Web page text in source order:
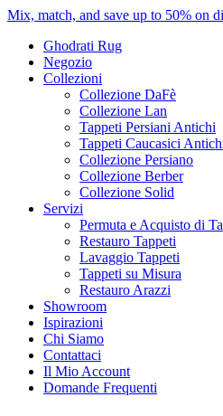
Mix, match, and save up to 50% on
Ghodrati Rug
Negozio
Collezioni
Collezione DaFè
Collezione Lan
Tappeti Persiani Antichi
Tappeti Caucasici
Collezione Persiano
Collezione Berber
Collezione Solid
Servizi
Permuta e Acquisto di
Restauro Tappeti
Lavaggio Tappeti
Tappeti su Misura
Restauro Arazzi
Showroom
Ispirazioni
Chi Siamo
Contattaci
Il Mio Account
Domande Frequenti